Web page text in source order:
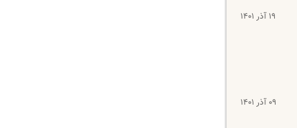
۱۹ آذر ۱۴۰۱
۰۹ آذر ۱۴۰۱